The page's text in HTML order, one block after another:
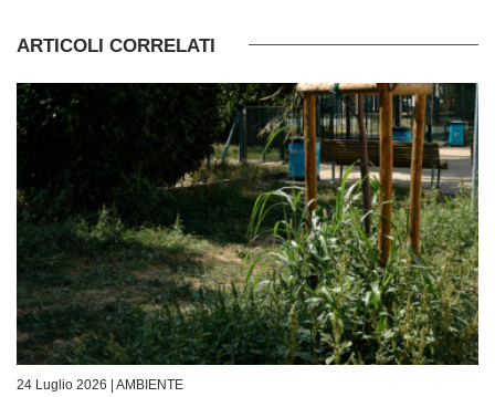
ARTICOLI CORRELATI
24 Luglio 2026 | AMBIENTE